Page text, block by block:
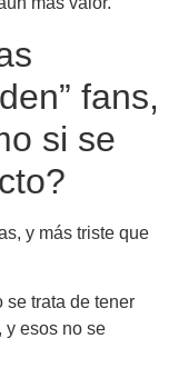
fans,
si se
y más triste que
se trata de tener
y esos no se